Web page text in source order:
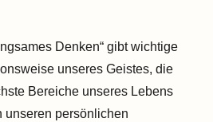
Denken“ gibt wichtige
unseres Geistes, die
Bereiche unseres Lebens
unseren persönlichen